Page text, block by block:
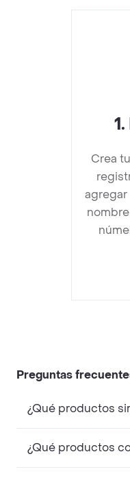
1.
Crea
agregar
Preguntas
¿Qué productos
¿Qué productos